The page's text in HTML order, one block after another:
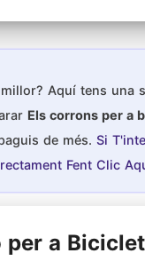
Aquí tens
Els corrons per a
de més. Si
Fent Clic
per a